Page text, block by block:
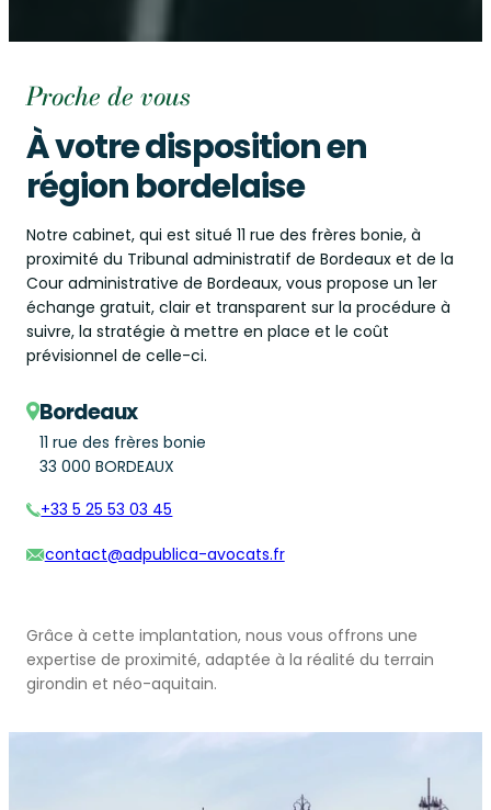
Proche de vous
À votre disposition en
région bordelaise
Notre cabinet, qui est situé 11 rue des frères bonie, à
proximité du Tribunal administratif de Bordeaux et de la
Cour administrative de Bordeaux, vous propose un 1er
échange gratuit, clair et transparent sur la procédure à
suivre, la stratégie à mettre en place et le coût
prévisionnel de celle-ci.
Bordeaux
11 rue des frères bonie
33 000 BORDEAUX
+33 5 25 53 03 45
contact@adpublica-avocats.fr
Grâce à cette implantation, nous vous offrons une
expertise de proximité, adaptée à la réalité du terrain
girondin et néo-aquitain.